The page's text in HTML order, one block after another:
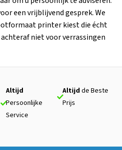
een vrijblijvend gesprek. We
printer kiest die écht
niet voor verrassingen
Altijd
Persoonlijke
Service
Altijdde Beste
Prijs